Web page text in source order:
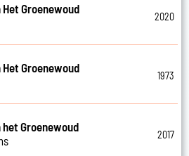
Het Groenewoud
2020
Het Groenewoud
1973
het Groenewoud
2017